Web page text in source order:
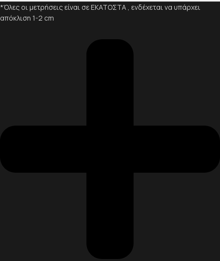
*Όλες οι μετρήσεις είναι σε ΕΚΑΤΟΣΤΑ , ενδέχεται να υπάρχει
απόκλιση 1-2 cm